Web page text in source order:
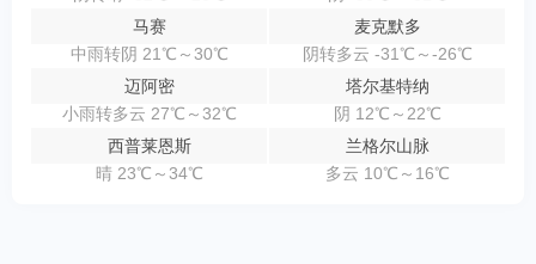
马赛
中雨转阴 21℃～30℃
麦克默多
阴转多云 -31℃～-26℃
迈阿密
小雨转多云 27℃～32℃
塔尔基特纳
阴 12℃～22℃
西普莱恩斯
晴 23℃～34℃
兰格尔山脉
多云 10℃～16℃